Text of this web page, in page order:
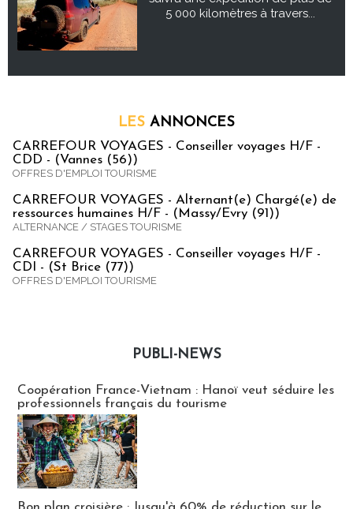
5 000 kilomètres à travers...
LES ANNONCES
CARREFOUR VOYAGES - Conseiller voyages H/F -
CDD - (Vannes (56))
OFFRES D'EMPLOI TOURISME
CARREFOUR VOYAGES - Alternant(e) Chargé(e) de
ressources humaines H/F - (Massy/Evry (91))
ALTERNANCE / STAGES TOURISME
CARREFOUR VOYAGES - Conseiller voyages H/F -
CDI - (St Brice (77))
OFFRES D'EMPLOI TOURISME
PUBLI-NEWS
Coopération France-Vietnam : Hanoï veut séduire les
professionnels français du tourisme